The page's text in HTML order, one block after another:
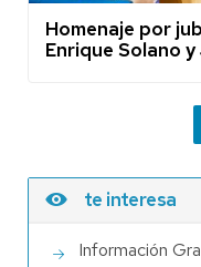
Homenaje por
Enrique Solano
te interesa
Información